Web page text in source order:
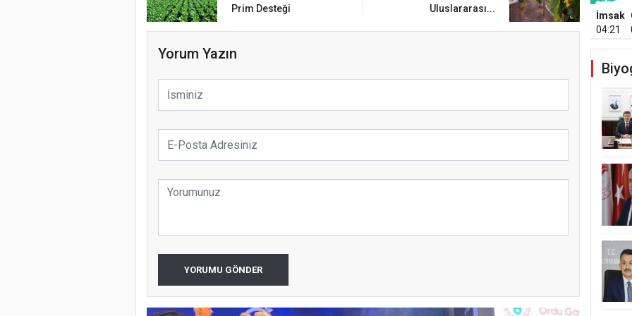
Prim Desteği
Uluslararası...
Yorum Yazın
YORUMU GÖNDER
İmsak
04:21